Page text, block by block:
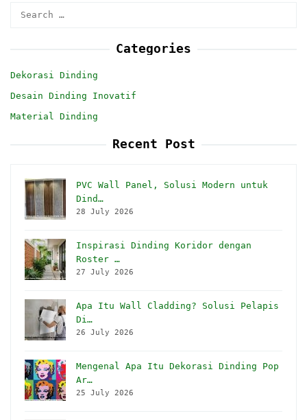
Categories
Dekorasi Dinding
Desain Dinding Inovatif
Material Dinding
Recent Post
PVC Wall Panel, Solusi Modern untuk
Dind…
28 July 2026
Inspirasi Dinding Koridor dengan
Roster …
27 July 2026
Apa Itu Wall Cladding? Solusi Pelapis
Di…
26 July 2026
Mengenal Apa Itu Dekorasi Dinding Pop
Ar…
25 July 2026